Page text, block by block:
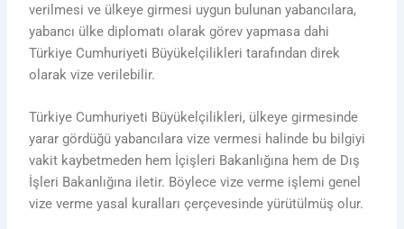
verilmesi ve ülkeye girmesi uygun bulunan yabancılara,
yabancı ülke diplomatı olarak görev yapmasa dahi
Türkiye Cumhuriyeti Büyükelçilikleri tarafından direk
olarak vize verilebilir.
Türkiye Cumhuriyeti Büyükelçilikleri, ülkeye girmesinde
yarar gördüğü yabancılara vize vermesi halinde bu bilgiyi
vakit kaybetmeden hem İçişleri Bakanlığına hem de Dış
İşleri Bakanlığına iletir. Böylece vize verme işlemi genel
vize verme yasal kuralları çerçevesinde yürütülmüş olur.